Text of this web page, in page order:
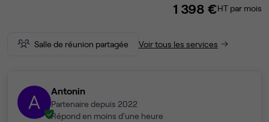
1 398 €HT par mois
Salle de réunion partagée Voir tous les services
A Antonin
Partenaire depuis 2022
Répond en moins d'une heure